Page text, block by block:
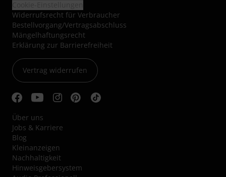
Widerrufsrecht für Verbraucher
Bestellvorgang/Vertragsabschluss
Mängelhaftungsrecht
Erklärung zur Barrierefreiheit
Vertrag widerrufen
Über uns
Jobs & Karriere
Blog
Kleinanzeigen
Nachhaltigkeit
Hinweisgebersystem